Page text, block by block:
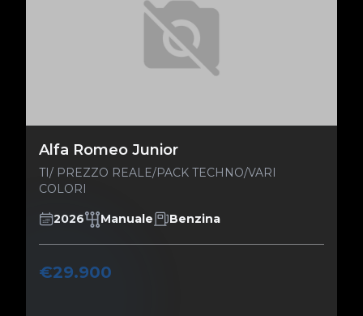
Alfa Romeo Junior
TI/ PREZZO REALE/PACK TECHNO/VARI
COLORI
2026 Manuale Benzina
€29.900